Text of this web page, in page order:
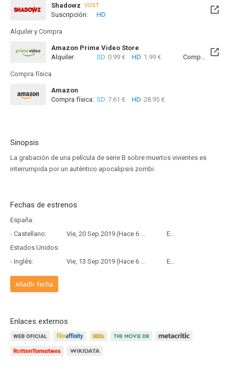
Shadowz VOST
Suscripción: HD
Alquiler y Compra
Amazon Prime Video Store
Alquiler:
SD 0.99 € HD 1.99 € Compra: SD
Compra física
Amazon
Compra física: SD 7.61 € HD 28.95 €
Sinopsis
La grabación de una película de serie B sobre muertos vivientes es
interrumpida por un auténtico apocalipsis zombi.
Fechas de estrenos
España:
- Castellano:
Vie, 20 Sep 2019 (Hace 6 años y 10 meses)
Estreno
Estados Unidos:
- Inglés:
Vie, 13 Sep 2019 (Hace 6 años y 10 meses) Estreno
Añadir fecha
Enlaces externos